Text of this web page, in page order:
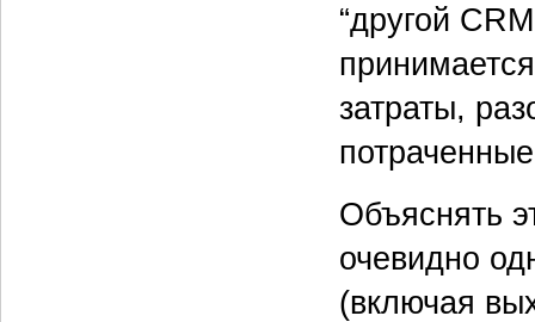
“другой
затраты,
Объяснять
очевидно
(включая